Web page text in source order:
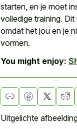
starten, en je moet
volledige training.
omdat het jou en je
vormen.
You might enjoy:
Uitgelichte